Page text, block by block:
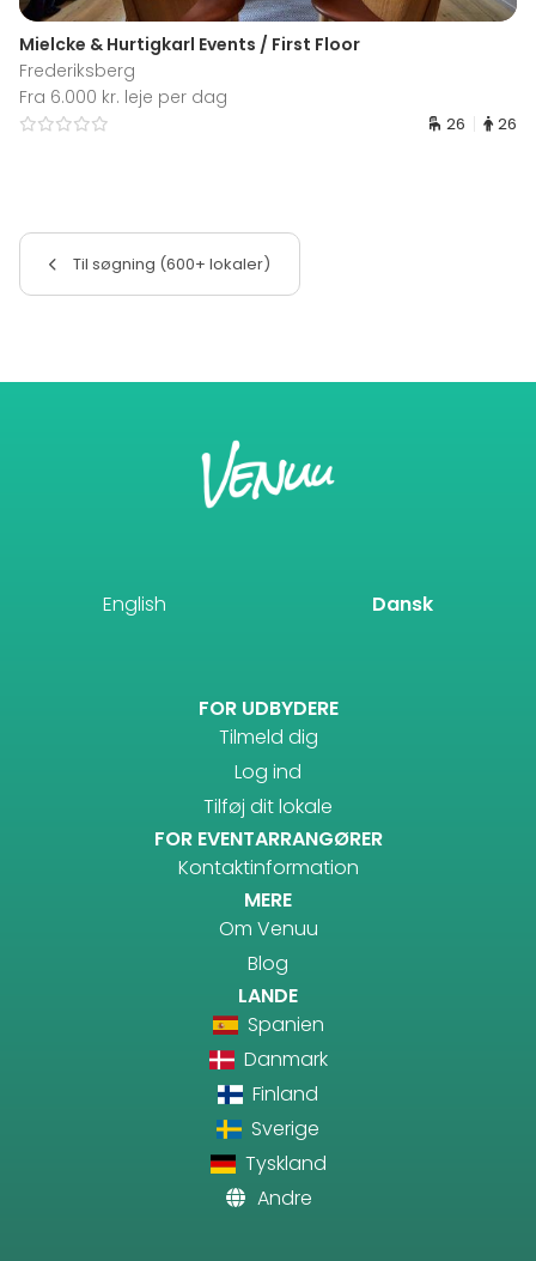
Mielcke & Hurtigkarl Events / First Floor
Frederiksberg
Fra 6.000 kr. leje per dag
26 26
Til søgning (600+ lokaler)
English Dansk
FOR UDBYDERE
Tilmeld dig
Log ind
Tilføj dit lokale
FOR EVENTARRANGØRER
Kontaktinformation
MERE
Om Venuu
Blog
LANDE
Spanien
Danmark
Finland
Sverige
Tyskland
Andre